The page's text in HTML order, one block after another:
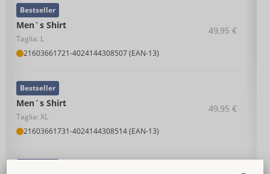
Men´s Shirt
Taglia: L
21603661721-4024144308507 (EAN-13)
Bestseller
49,95 €
Men´s Shirt
Taglia: XL
21603661731-4024144308514 (EAN-13)
Bestseller
49,95 €